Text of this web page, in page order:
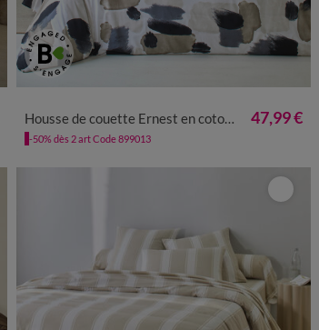
Housse de couette Ernest en coton imprimé 47,99 €
-50% dès 2 art Code 899013